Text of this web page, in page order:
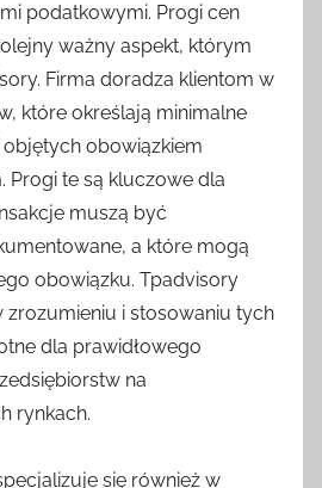
podatkowymi. Progi cen
ważny aspekt, którym
Firma doradza klientom w
które określają minimalne
obowiązkiem
Progi te są kluczowe dla
muszą być
a które mogą
obowiązku. Tpadvisory
i stosowaniu tych
dla prawidłowego
na
rynkach.
się również w